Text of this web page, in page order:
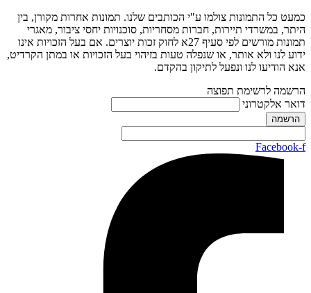
כמעט כל התמונות צולמו ע"י הכותבים שלנו. תמונות אחרות מקורן, בין
היתר, במשרדי תיירות, חברות מסחריות, סוכנויות יחסי ציבור, מאגרי
תמונות מורשים לפי סעיף 27א לחוק זכות יוצרים. אם בעל הזכויות אינו
ידוע לנו ולא אותר, או שנפלה טעות בזיהוי בעל הזכויות או במתן הקרדיט,
אנא הודיעו לנו ונפעל לתיקון בהקדם.
הרשמה לרשימת תפוצה
דואר אלקטרוני
Facebook-f